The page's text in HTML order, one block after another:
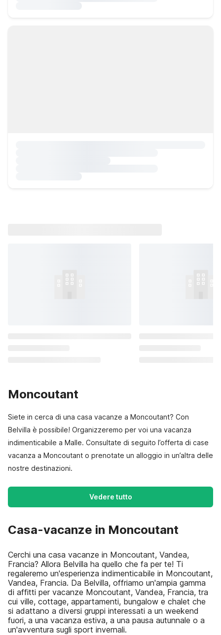
Moncoutant
Siete in cerca di una casa vacanze a Moncoutant? Con
Belvilla è possibile! Organizzeremo per voi una vacanza
indimenticabile a Malle. Consultate di seguito l’offerta di case
vacanza a Moncoutant o prenotate un alloggio in un’altra delle
nostre destinazioni.
Vedere tutto
Casa-vacanze in Moncoutant
Cerchi una casa vacanze in Moncoutant, Vandea,
Francia? Allora Belvilla ha quello che fa per te! Ti
regaleremo un'esperienza indimenticabile in Moncoutant,
Vandea, Francia. Da Belvilla, offriamo un'ampia gamma
di affitti per vacanze Moncoutant, Vandea, Francia, tra
cui ville, cottage, appartamenti, bungalow e chalet che
si adattano a diversi gruppi interessati a un weekend
fuori, a una vacanza estiva, a una pausa autunnale o a
un'avventura sugli sport invernali.